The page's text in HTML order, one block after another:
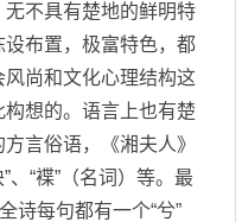
不具有楚地的鲜明特
布置，极富特色，都
尚和文化心理结构这
想的。语言上也有楚
言俗语，《湘夫人》
、“褋”（名词）等。最
诗每句都有一个“兮”